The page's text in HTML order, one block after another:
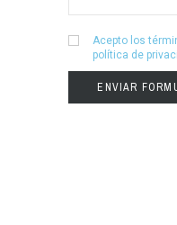
Acepto los
política de
ENVIAR